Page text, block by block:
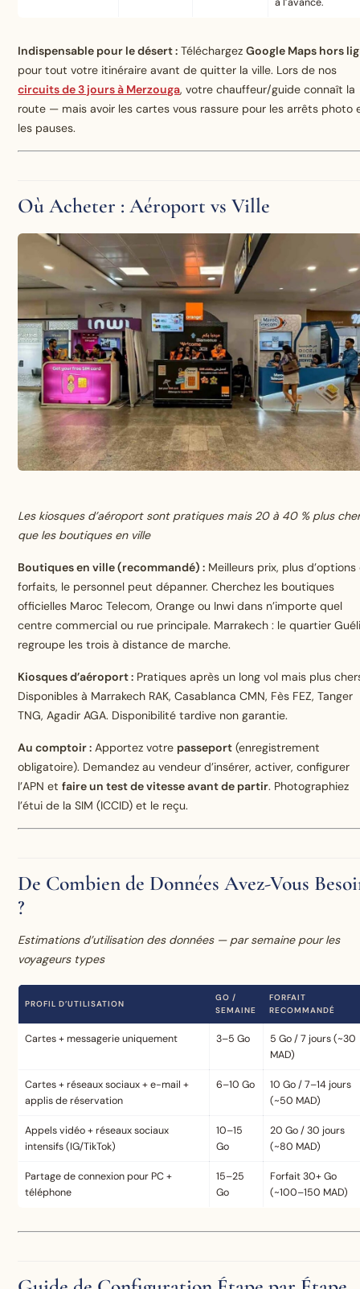
Indispensable pour le désert : TéléchargezGoogle Maps hors
pour tout votre itinéraire avant de quitter la ville. Lors de nos
circuits de 3 jours à Merzouga, votre chauffeur/guide connaît la
route — mais avoir les cartes vous rassure pour les arrêts photo
les pauses.
Où Acheter : Aéroport vs Ville
Les kiosques d’aéroport sont pratiques mais 20 à 40 % plus
que les boutiques en ville
Boutiques en ville (recommandé) : Meilleurs prix, plus d’options
forfaits, le personnel peut dépanner. Cherchez les boutiques
officielles Maroc Telecom, Orange ou Inwi dans n’importe quel
centre commercial ou rue principale. Marrakech : le quartier
regroupe les trois à distance de marche.
Kiosques d’aéroport : Pratiques après un long vol mais plus
Disponibles à Marrakech RAK, Casablanca CMN, Fès FEZ, Tanger
TNG, Agadir AGA. Disponibilité tardive non garantie.
Au comptoir : Apportez votre passeport (enregistrement
obligatoire). Demandez au vendeur d’insérer, activer, configurer
l’APN etfaire un test de vitesse avant de partir. Photographiez
l’étui de la SIM (ICCID) et le reçu.
De Combien de Données Avez-Vous
?
Estimations d’utilisation des données — par semaine pour les
voyageurs types
PROFIL D’UTILISATION
GO /
SEMAINE
FORFAIT
RECOMMANDÉ
Cartes + messagerie uniquement 3–5 Go
5 Go / 7 jours (~30
MAD)
Cartes + réseaux sociaux + e-mail +
applis de réservation
6–10 Go
10 Go / 7–14 jours
(~50 MAD)
Appels vidéo + réseaux sociaux
intensifs (IG/TikTok)
10–15
Go
20 Go / 30 jours
(~80 MAD)
Partage de connexion pour PC +
téléphone
15–25
Go
Forfait 30+ Go
(~100–150 MAD)